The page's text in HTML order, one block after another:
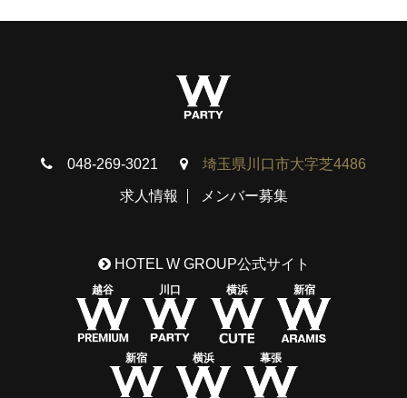
048-269-3021 埼玉県川口市大字芝4486
求人情報 メンバー募集
HOTEL W GROUP公式サイト
越谷 川口 横浜 新宿
新宿 横浜 幕張